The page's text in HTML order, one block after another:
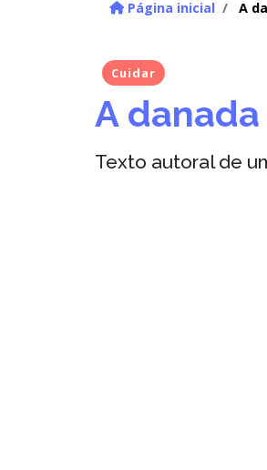
Página inicial A
Cuidar
A
Texto autoral de